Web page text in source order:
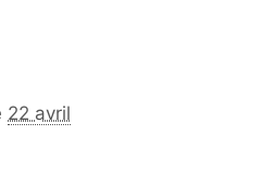
22 avril